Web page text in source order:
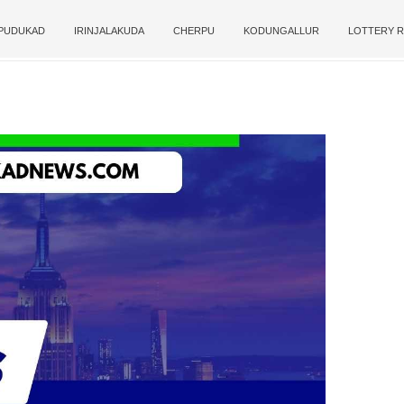
IRINJALAKUDA CHERPU KODUNGALLUR LOTTERY